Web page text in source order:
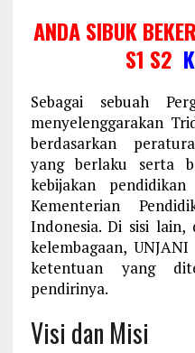
ANDA SIBUK
S1 S2
Sebagai sebuah
menyelenggarakan
berdasarkan
yang berlaku serta
kebijakan
Kementerian
Indonesia. Di sisi lain,
kelembagaan,
ketentuan yang
pendirinya.
Visi dan Misi